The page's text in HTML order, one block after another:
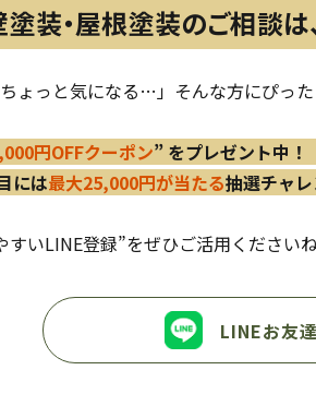
装・屋根塗装のご相談は
ょっと気になる…」そんな方にぴっ
円OFFクーポン” をプレゼント中！
には最大25,000円が当たる抽選チャ
いLINE登録”をぜひご活用くださいね
LINEお友